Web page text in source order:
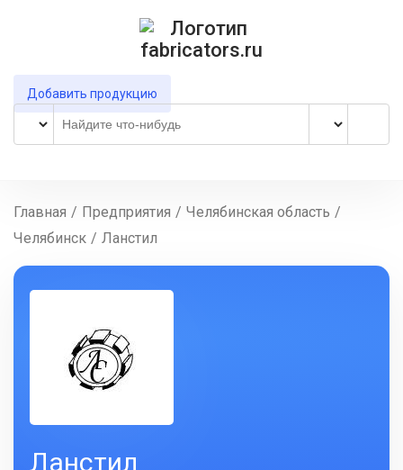
Добавить продукцию
Главная / Предприятия / Челябинская область /
Челябинск / Ланстил
Ланстил